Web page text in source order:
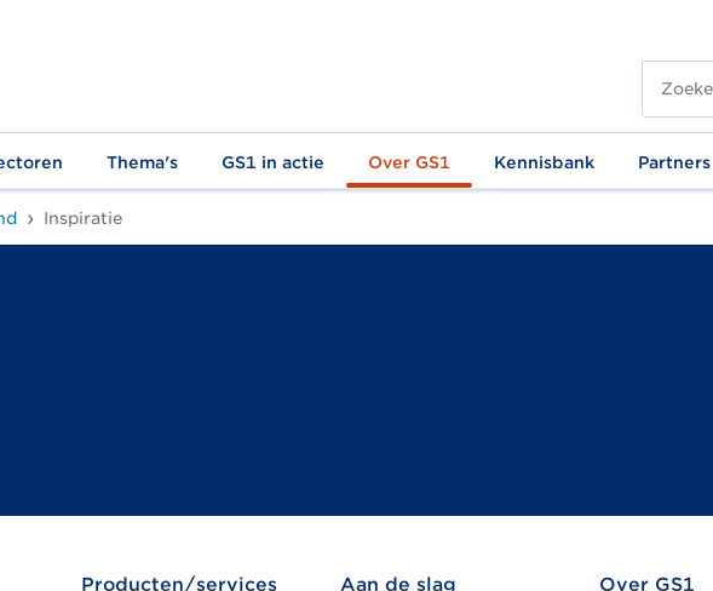
Thema's GS1 in actie Over GS1 Kennisbank Partners
Inspiratie
Producten/services Aan de slag Over GS1